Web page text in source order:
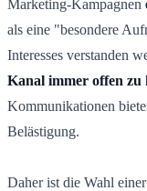
Marketing-Kampagnen
als eine "besondere
Interesses verstanden
Kanal immer offen zu
Kommunikationen
Belästigung.
Daher ist die Wahl